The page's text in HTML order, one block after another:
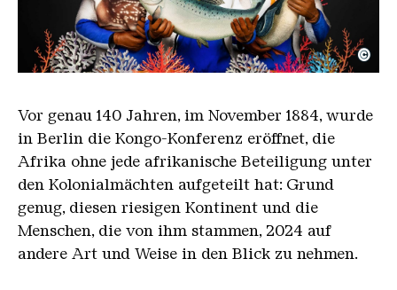
Diop Allegorie
Copyright: Omar Victor Diop, Courtesy Galerie
©
Vor genau 140 Jahren, im November 1884, wurde
in Berlin die Kongo-Konferenz eröffnet, die
Afrika ohne jede afrikanische Beteiligung unter
den Kolonialmächten aufgeteilt hat: Grund
genug, diesen riesigen Kontinent und die
Menschen, die von ihm stammen, 2024 auf
andere Art und Weise in den Blick zu nehmen.